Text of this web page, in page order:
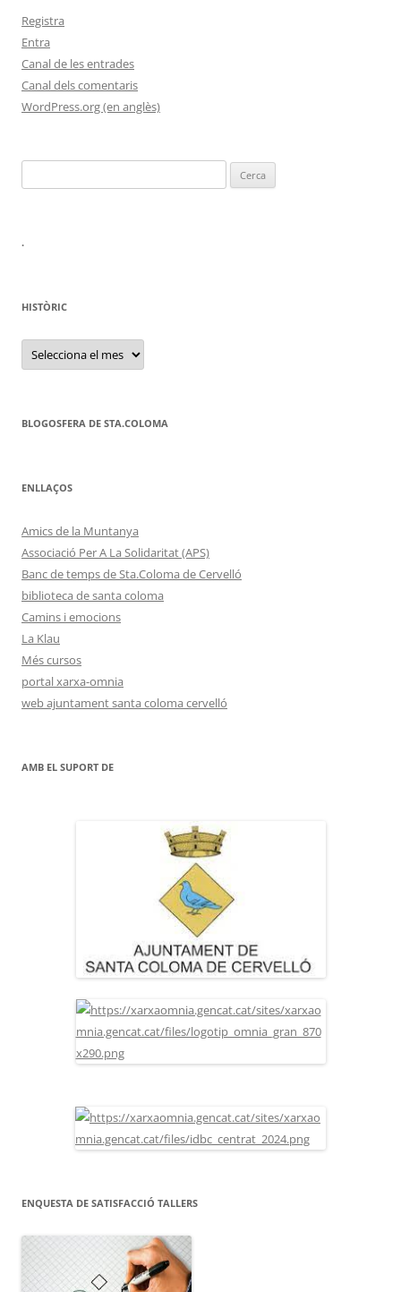
Registra
Entra
Canal de les entrades
Canal dels comentaris
WordPress.org (en anglès)
.
HISTÒRIC
HISTÒRIC
BLOGOSFERA DE STA.COLOMA
ENLLAÇOS
Amics de la Muntanya
Associació Per A La Solidaritat (APS)
Banc de temps de Sta.Coloma de Cervelló
biblioteca de santa coloma
Camins i emocions
La Klau
Més cursos
portal xarxa-omnia
web ajuntament santa coloma cervelló
AMB EL SUPORT DE
ENQUESTA DE SATISFACCIÓ TALLERS